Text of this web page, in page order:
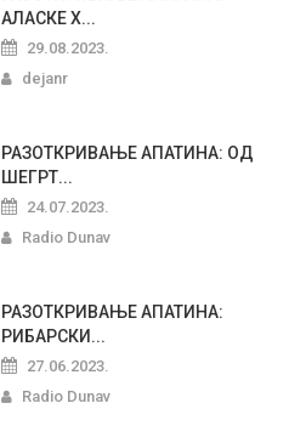
АЛАСКЕ Х...
29.08.2023.
dejanr
РАЗОТКРИВАЊЕ АПАТИНА: ОД
ШЕГРТ...
24.07.2023.
Radio Dunav
РАЗОТКРИВАЊЕ АПАТИНА:
РИБАРСКИ...
27.06.2023.
Radio Dunav